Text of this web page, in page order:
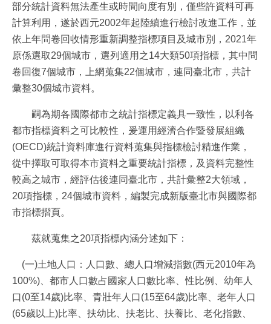
部分統計資料無法產生或時間向度有別，僅些許資料可再
計算利用，遂於西元2002年起陸續進行檢討改進工作，並
依上年問卷回收情形重新調整指標項目及城市別，2021年
原係選取29個城市，選列適用之14大類50項指標，其中問
卷回復7個城市，上網蒐集22個城市，連同臺北市，共計
彙整30個城市資料。
嗣為期各國際都市之統計指標定義具一致性，以利各
都市指標資料之可比較性，爰運用經濟合作暨發展組織
(OECD)統計資料庫進行資料蒐集與指標檢討精進作業，
從中擇取可取得本市資料之重要統計指標，及資料完整性
較高之城市，經評估後連同臺北市，共計彙整2大領域，
20項指標，24個城市資料，編製完成新版臺北市與國際都
市指標摺頁。
茲就蒐集之20項指標內涵分述如下：
(一)土地人口：人口數、總人口增減指數(西元2010年為
100%)、都市人口數占國家人口數比率、性比例、幼年人
口(0至14歲)比率、青壯年人口(15至64歲)比率、老年人口
(65歲以上)比率、扶幼比、扶老比、扶養比、老化指數、